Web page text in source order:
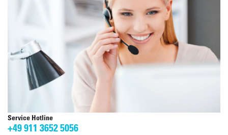
Service Hotline
+49 911 3652 5056